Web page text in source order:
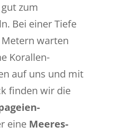
zum
Bei einer Tiefe
Metern warten
Korallen-
auf uns und mit
finden wir die
eine Meeres-